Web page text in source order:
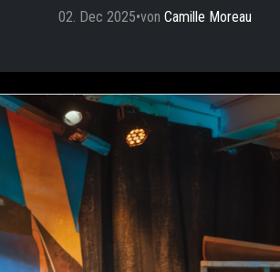
02. Dec 2025•von Camille Moreau